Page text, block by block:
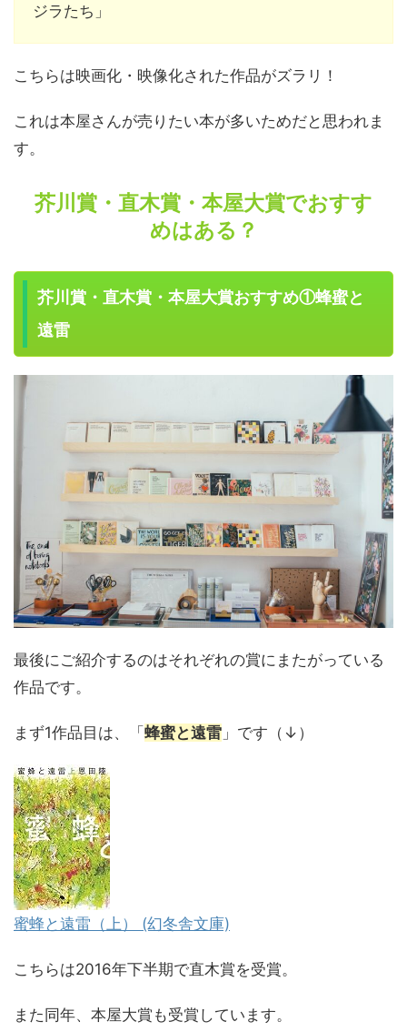
ジラたち」
こちらは映画化・映像化された作品がズラリ！
これは本屋さんが売りたい本が多いためだと思われま
す。
芥川賞・直木賞・本屋大賞でおすす
めはある？
芥川賞・直木賞・本屋大賞おすすめ①蜂蜜と
遠雷
最後にご紹介するのはそれぞれの賞にまたがっている
作品です。
まず1作品目は、「 蜂蜜と遠雷 」です（↓）
蜜蜂と遠雷（上） (幻冬舎文庫)
こちらは2016年下半期で直木賞を受賞。
また同年、本屋大賞も受賞しています。